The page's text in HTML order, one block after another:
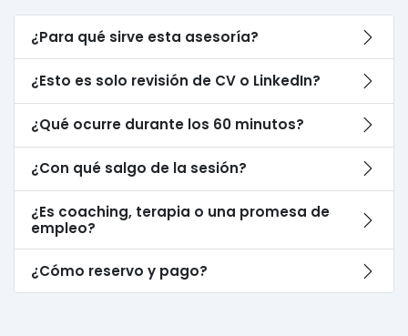
¿Para qué sirve esta asesoría?
¿Esto es solo revisión de CV o LinkedIn?
¿Qué ocurre durante los 60 minutos?
¿Con qué salgo de la sesión?
¿Es coaching, terapia o una promesa de
empleo?
¿Cómo reservo y pago?